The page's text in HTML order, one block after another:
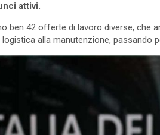
attivi.
ben 42 offerte di lavoro diverse, che
alla manutenzione, passando